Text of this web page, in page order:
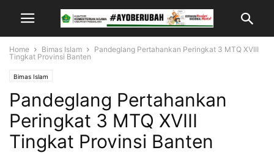
Home Bimas Islam
Pandeglang Pertahankan Peringkat 3 MTQ XVIII
Tingkat Provinsi Banten
Bimas Islam
Pandeglang Pertahankan
Peringkat 3 MTQ XVIII
Tingkat Provinsi Banten